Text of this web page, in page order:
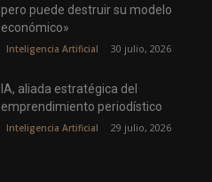
pero puede destruir su modelo
económico»
Inteligencia Artificial 30 julio, 2026
IA, aliada estratégica del
emprendimiento periodístico
Inteligencia Artificial 29 julio, 2026